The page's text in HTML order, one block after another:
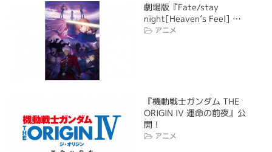
劇場版『Fate/stay
night[Heaven’s Feel] …
アニメ
『機動戦士ガンダム THE
ORIGIN IV 運命の前夜』公
開！
アニメ